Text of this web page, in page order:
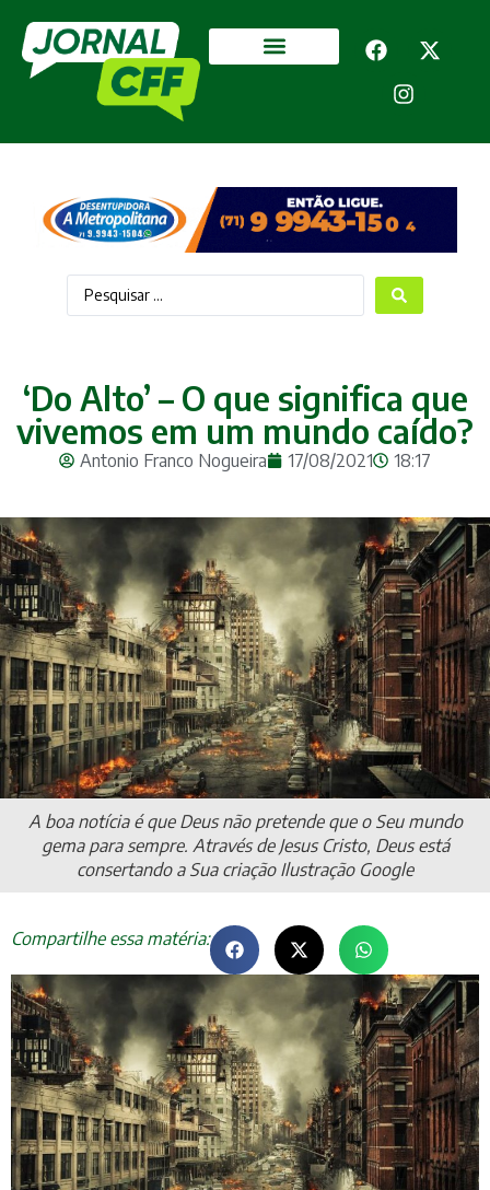
‘Do Alto’ – O que significa que
vivemos em um mundo caído?
Antonio Franco Nogueira 17/08/2021 18:17
A boa notícia é que Deus não pretende que o Seu mundo
gema para sempre. Através de Jesus Cristo, Deus está
consertando a Sua criação Ilustração Google
Compartilhe essa matéria: